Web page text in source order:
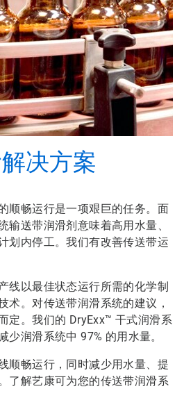
决方案
顺畅运行是一项艰巨的任务。面
输送带润滑剂意味着高用水量、
划内停工。我们有改善传送带运
线以最佳状态运行所需的化学制
术。对传送带润滑系统的建议，
定。我们的 DryExx™ 干式润滑系
少润滑系统中 97% 的用水量。
顺畅运行，同时减少用水量、提
了解艺康可为您的传送带润滑系